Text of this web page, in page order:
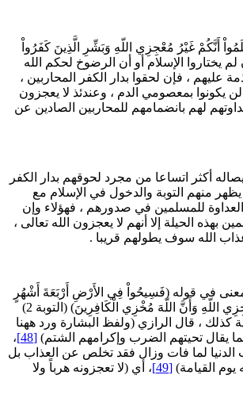
أَنَّكُمْ غَيْرُ مُعْجِزِي اللّهِ وَبَشِّرِ الَّذِينَ كَفَرُواْ
(3) أي إن لم يختاروا الإسلام أو أن الرضوخ لحكم الله
عليهم ، فإن لحقوا بدار الكفر المحاربين ،
يكونوا بمعصومي الدم ، وعندئذ لا يعجزون
لهم بانضمامهم للمحاربين الصادين عن
أكثر اتساعا من مجرد لحوقهم بدار الكفر
منهم التوبة والدخول في الإسلام مع
للمسلمين في صدورهم ، فهؤلاء وإن
الحيلة إلا أنهم لا يعجزون الله تعالى ،
الله سوف يطولهم قريبا .
في قوله (فَسِيحُواْ فِي الأَرْضِ أَرْبَعَةَ أَشْهُرٍ
كذلك ، قال الرازي (ولفظ البشارة ورد ههنا
تحيتهم الضرب وإكرامهم الشتم)[48]
،
لما فات وزال فقد تخلص عن العذاب بل
القيامة)[49]
، أي (لا تعجزونه هرباً ولا